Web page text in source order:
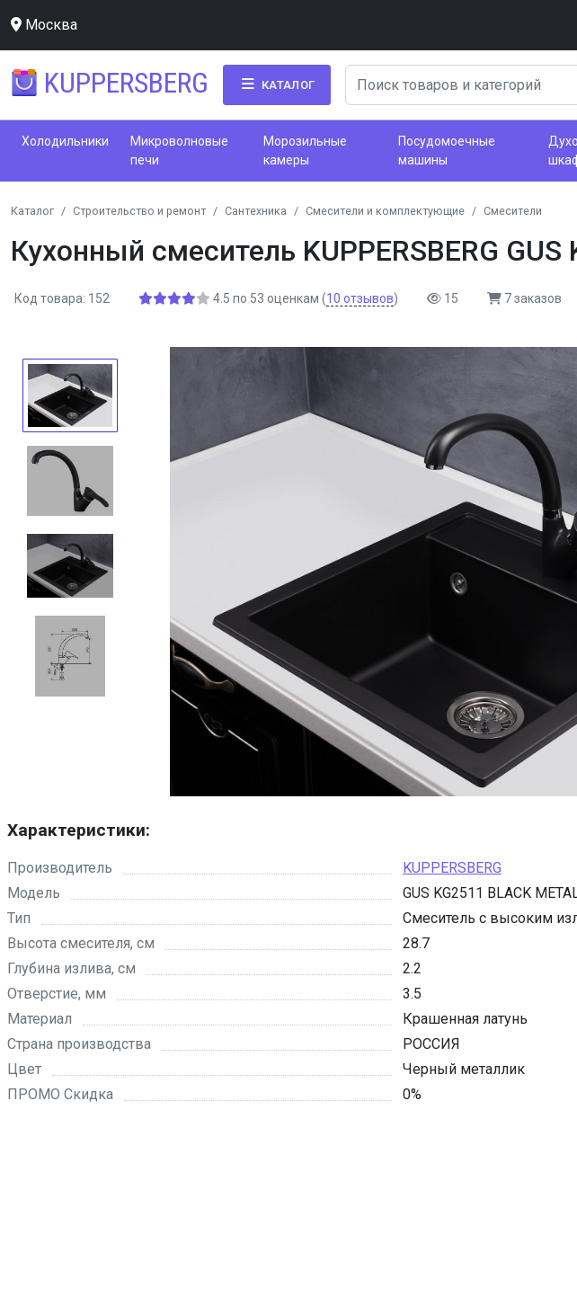
Москва
KUPPERSBERG КАТАЛОГ
Холодильники
Микроволновые
печи
Морозильные
камеры
Посудомоечные
машины
Каталог Строительство и ремонт Сантехника Смесители и комплектующие Смесители
Кухонный смеситель KUPPERSBERG GUS
Код товара: 152 4.5 по 53 оценкам (10 отзывов) 15 7 заказов
Характеристики:
Производитель
KUPPERSBERG
Модель
GUS KG2511 BLACK
Тип
Смеситель с высоким
Высота смесителя, см
28.7
Глубина излива, см
2.2
Отверстие, мм
3.5
Материал
Крашенная латунь
Страна производства
РОССИЯ
Цвет
Черный металлик
ПРОМО Скидка
0%